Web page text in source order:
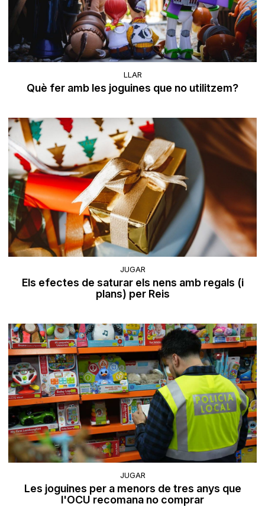
LLAR
Què fer amb les joguines que no utilitzem?
JUGAR
Els efectes de saturar els nens amb regals (i
plans) per Reis
JUGAR
Les joguines per a menors de tres anys que
l'OCU recomana no comprar